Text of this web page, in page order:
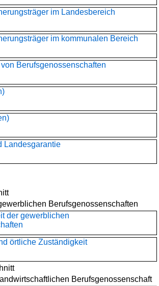
im Landesbereich
im kommunalen Bereich
Berufsgenossenschaften
Landesgarantie
Berufsgenossenschaften
der gewerblichen
örtliche Zuständigkeit
Berufsgenossenschaft